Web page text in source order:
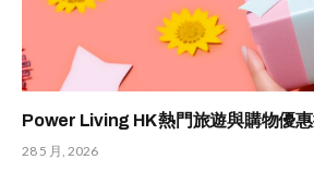
Power Living HK 熱門旅遊與購物優
28 5 月, 2026